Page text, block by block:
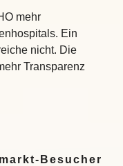
mehr
Ein
nicht. Die
Transparenz
Besucher